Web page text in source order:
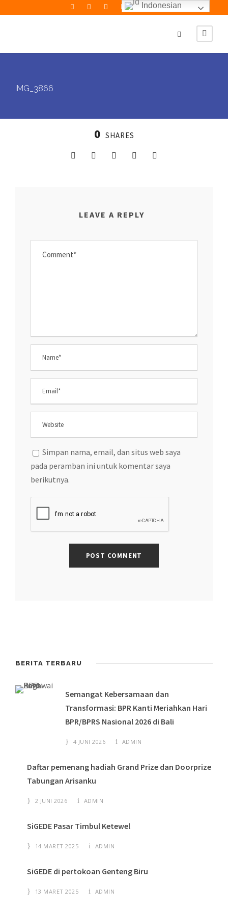
IMG_3866
0 SHARES
LEAVE A REPLY
Simpan nama, email, dan situs web saya
pada peramban ini untuk komentar saya
berikutnya.
BERITA TERBARU
Semangat Kebersamaan dan
Transformasi: BPR Kanti Meriahkan Hari
BPR/BPRS Nasional 2026 di Bali
4 JUNI 2026 ADMIN
Daftar pemenang hadiah Grand Prize dan Doorprize
Tabungan Arisanku
2 JUNI 2026 ADMIN
SiGEDE Pasar Timbul Ketewel
14 MARET 2025 ADMIN
SiGEDE di pertokoan Genteng Biru
13 MARET 2025 ADMIN
Indonesian